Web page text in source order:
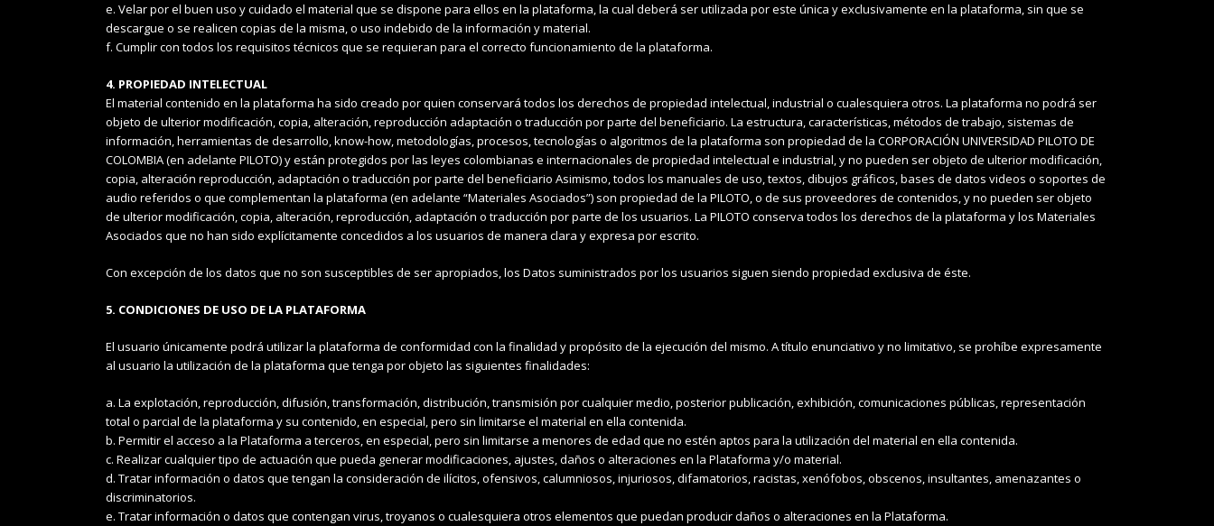
e. Velar por el buen uso y cuidado el material que se dispone para ellos en la plataforma, la cual deberá ser utilizada por este única y exclusivamente en la plataforma, sin que se
descargue o se realicen copias de la misma, o uso indebido de la información y material.
f. Cumplir con todos los requisitos técnicos que se requieran para el correcto funcionamiento de la plataforma.
4. PROPIEDAD INTELECTUAL
El material contenido en la plataforma ha sido creado por quien conservará todos los derechos de propiedad intelectual, industrial o cualesquiera otros. La plataforma no podrá ser
objeto de ulterior modificación, copia, alteración, reproducción adaptación o traducción por parte del beneficiario. La estructura, características, métodos de trabajo, sistemas de
información, herramientas de desarrollo, know-how, metodologías, procesos, tecnologías o algoritmos de la plataforma son propiedad de la CORPORACIÓN UNIVERSIDAD PILOTO DE
COLOMBIA (en adelante PILOTO) y están protegidos por las leyes colombianas e internacionales de propiedad intelectual e industrial, y no pueden ser objeto de ulterior modificación,
copia, alteración reproducción, adaptación o traducción por parte del beneficiario Asimismo, todos los manuales de uso, textos, dibujos gráficos, bases de datos videos o soportes de
audio referidos o que complementan la plataforma (en adelante “Materiales Asociados”) son propiedad de la PILOTO, o de sus proveedores de contenidos, y no pueden ser objeto
de ulterior modificación, copia, alteración, reproducción, adaptación o traducción por parte de los usuarios. La PILOTO conserva todos los derechos de la plataforma y los Materiales
Asociados que no han sido explícitamente concedidos a los usuarios de manera clara y expresa por escrito.
Con excepción de los datos que no son susceptibles de ser apropiados, los Datos suministrados por los usuarios siguen siendo propiedad exclusiva de éste.
5. CONDICIONES DE USO DE LA PLATAFORMA
El usuario únicamente podrá utilizar la plataforma de conformidad con la finalidad y propósito de la ejecución del mismo. A título enunciativo y no limitativo, se prohíbe expresamente
al usuario la utilización de la plataforma que tenga por objeto las siguientes finalidades:
a. La explotación, reproducción, difusión, transformación, distribución, transmisión por cualquier medio, posterior publicación, exhibición, comunicaciones públicas, representación
total o parcial de la plataforma y su contenido, en especial, pero sin limitarse el material en ella contenida.
b. Permitir el acceso a la Plataforma a terceros, en especial, pero sin limitarse a menores de edad que no estén aptos para la utilización del material en ella contenida.
c. Realizar cualquier tipo de actuación que pueda generar modificaciones, ajustes, daños o alteraciones en la Plataforma y/o material.
d. Tratar información o datos que tengan la consideración de ilícitos, ofensivos, calumniosos, injuriosos, difamatorios, racistas, xenófobos, obscenos, insultantes, amenazantes o
discriminatorios.
e. Tratar información o datos que contengan virus, troyanos o cualesquiera otros elementos que puedan producir daños o alteraciones en la Plataforma.